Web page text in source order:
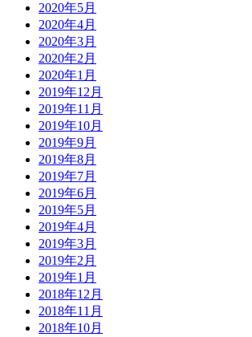
2020年5月
2020年4月
2020年3月
2020年2月
2020年1月
2019年12月
2019年11月
2019年10月
2019年9月
2019年8月
2019年7月
2019年6月
2019年5月
2019年4月
2019年3月
2019年2月
2019年1月
2018年12月
2018年11月
2018年10月